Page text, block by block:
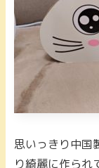
思いっきり中国
り綺麗に作られ